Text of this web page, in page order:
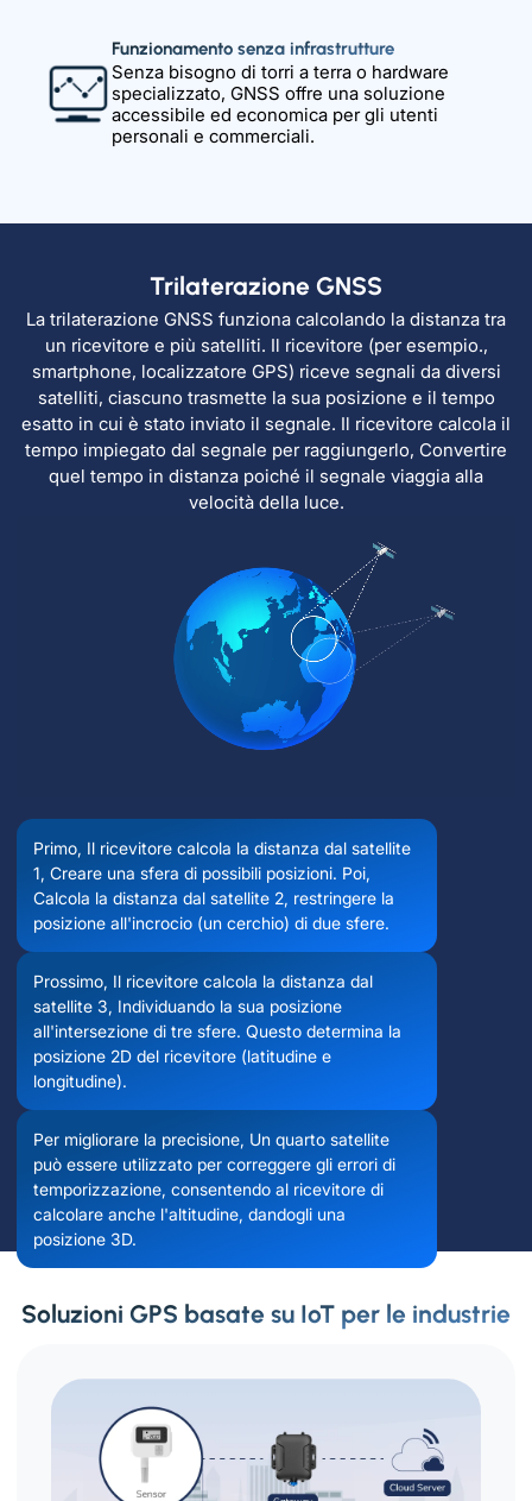
Funzionamento senza infrastrutture
Senza bisogno di torri a terra o hardware
specializzato, GNSS offre una soluzione
accessibile ed economica per gli utenti
personali e commerciali.
Trilaterazione GNSS
La trilaterazione GNSS funziona calcolando la distanza tra
un ricevitore e più satelliti. Il ricevitore (per esempio.,
smartphone, localizzatore GPS) riceve segnali da diversi
satelliti, ciascuno trasmette la sua posizione e il tempo
esatto in cui è stato inviato il segnale. Il ricevitore calcola il
tempo impiegato dal segnale per raggiungerlo, Convertire
quel tempo in distanza poiché il segnale viaggia alla
velocità della luce.
Primo, Il ricevitore calcola la distanza dal satellite
1, Creare una sfera di possibili posizioni. Poi,
Calcola la distanza dal satellite 2, restringere la
posizione all'incrocio (un cerchio) di due sfere.
Prossimo, Il ricevitore calcola la distanza dal
satellite 3, Individuando la sua posizione
all'intersezione di tre sfere. Questo determina la
posizione 2D del ricevitore (latitudine e
longitudine).
Per migliorare la precisione, Un quarto satellite
può essere utilizzato per correggere gli errori di
temporizzazione, consentendo al ricevitore di
calcolare anche l'altitudine, dandogli una
posizione 3D.
Soluzioni GPS basate su IoT per le industrie